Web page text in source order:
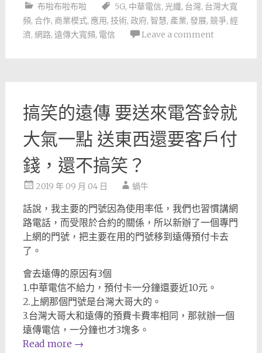
布啦布啦布啦 5G, 中華電信, 光纖, 台灣, 台灣大寬
頻, 合作, 商業模式, 應用, 技術, 政府, 智慧, 產業, 發展, 競爭, 經
濟, 網路, 遠傳大寬頻, 電信 Leave a comment
搞笑的遠傳 要送來電答鈴就
大氣一點 送東西還要客戶付
錢，還不搞笑？
2019 年 09 月 04 日 蝸牛
話說，我主要的門號因為使用率低，我們也習慣講網
路電話，而受限於合約的關係，所以新辦了一個專門
上網的門號，把主要在用的門號移到遠傳預付卡去
了。
會去遠傳的原因有3個
1.中華電信不給力，預付卡一分鐘還要近10元。
2.上網那個門號是台灣大哥大的。
3.台灣大哥大和遠傳的預費卡費率相同，那就辦一個
遠傳電信，一分鐘也才3塊多。
Read more →